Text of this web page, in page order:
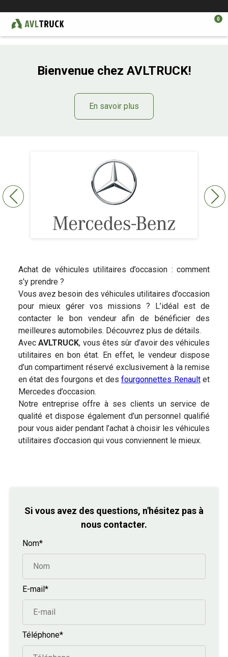
0
Bienvenue chez AVLTRUCK!
En savoir plus
Achat de véhicules utilitaires d’occasion : comment
s’y prendre ?
Vous avez besoin des véhicules utilitaires d’occasion
pour mieux gérer vos missions ? L’idéal est de
contacter le bon vendeur afin de bénéficier des
meilleures automobiles. Découvrez plus de détails.
AvecAVLTRUCK, vous êtes sûr d’avoir des véhicules
utilitaires en bon état. En effet, le vendeur dispose
d’un compartiment réservé exclusivement à la remise
en état des fourgons et desfourgonnettes Renaultet
Mercedes d’occasion.
Notre entreprise offre à ses clients un service de
qualité et dispose également d’un personnel qualifié
pour vous aider pendant l’achat à choisir les véhicules
utilitaires d’occasion qui vous conviennent le mieux.
Si vous avez des questions, n'hésitez pas à
nous contacter.
Nom*
E-mail*
Téléphone*